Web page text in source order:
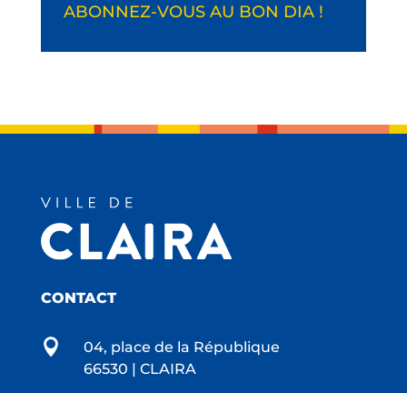
ABONNEZ-VOUS AU BON DIA !
CONTACT

04, place de la République
66530 | CLAIRA